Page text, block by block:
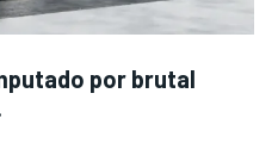
por brutal